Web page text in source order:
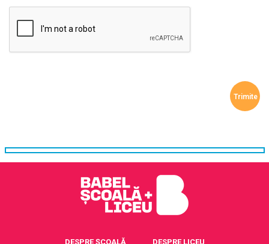
DESPRE ȘCOALĂ DESPRE LICEU